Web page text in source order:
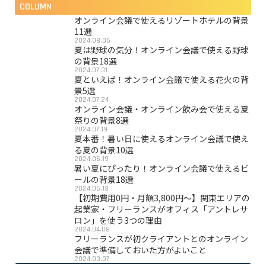
COLUMN
オンライン会議で使えるリゾートホテルの背景
11選
2024.08.06
夏は野球の気分！オンライン会議で使える野球
の背景18選
2024.07.31
夏といえば！オンライン会議で使える花火の背
景5選
2024.07.24
オンライン会議・オンライン飲み会で使える夏
祭りの背景8選
2024.07.19
夏本番！暑い日に使えるオンライン会議で使え
る夏の背景10選
2024.06.19
暑い夏にぴったり！オンライン会議で使えるビ
ールの背景18選
2024.06.13
【初期費用0円・月額3,800円〜】関東エリアの
起業家・フリーランスがオフィス「アントレサ
ロン」を使う3つの理由
2024.04.08
フリーランスが初クライアントとのオンライン
会議で準備しておいた方がよいこと
2024.03.07